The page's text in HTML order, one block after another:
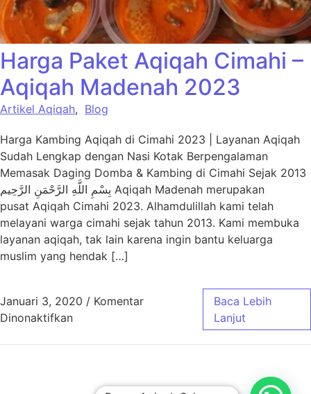
Harga Paket Aqiqah Cimahi –
Aqiqah Madenah 2023
Artikel Aqiqah, Blog
Harga Kambing Aqiqah di Cimahi 2023 | Layanan Aqiqah
Sudah Lengkap dengan Nasi Kotak Berpengalaman
Memasak Daging Domba & Kambing di Cimahi Sejak 2013
بِسْمِ اللَّهِ الرَّحْمَنِ الرَّحِيم Aqiqah Madenah merupakan
pusat Aqiqah Cimahi 2023. Alhamdulillah kami telah
melayani warga cimahi sejak tahun 2013. Kami membuka
layanan aqiqah, tak lain karena ingin bantu keluarga
muslim yang hendak […]
Januari 3, 2020 / Komentar
Dinonaktifkanpada Harga Paket Aqiqah Cimahi – Aqiqah
Baca Lebih
Lanjut